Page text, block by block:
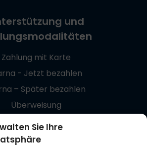
Sie Ihre
und
Zahlung mit Karte
- Jetzt bezahlen
– Später bezahlen
Überweisung
Giropay